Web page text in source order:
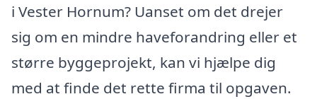
i Vester Hornum? Uanset om det drejer
sig om en mindre haveforandring eller et
større byggeprojekt, kan vi hjælpe dig
med at finde det rette firma til opgaven.